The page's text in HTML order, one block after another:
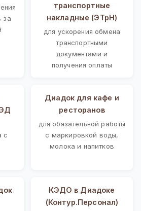
за
транспортные
накладные (ЭТрН)
для ускорения обмена
транспортными
документами и
получения оплаты
с
Диадок для кафе и
ресторанов
для обязательной работы
с маркировкой воды,
молока и напитков
КЭДО в Диадоке
(Контур.Персонал)